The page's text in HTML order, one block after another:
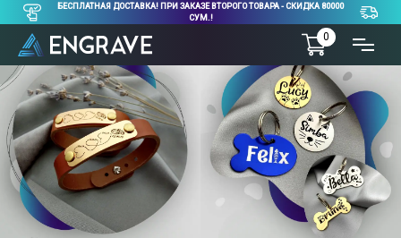
БЕСПЛАТНАЯ ДОСТАВКА! ПРИ ЗАКАЗЕ ВТОРОГО ТОВАРА - СКИДКА 80000
СУМ.!
0